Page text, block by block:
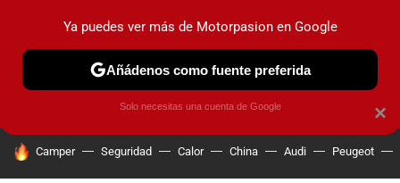
PRUEBAS COCHES ELÉCTRICOS OBSERVATORIO
HOY SE HABLA DE
Camper Seguridad Calor China Audi Peugeot
×
Ya puedes ver más de Motorpasion en Google
Añádenos como fuente preferida
Solo necesitas una cuenta de Google